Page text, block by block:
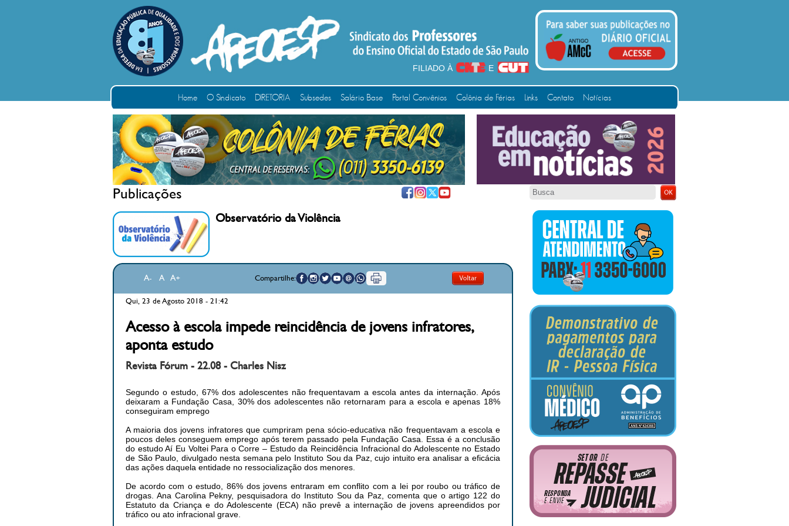
FILIADO À E
Home O Sindicato DIRETORIA Subsedes Salário Base Portal Convênios Colônia de Férias Links Contato Notícias
Publicações
Observatório da Violência
A- A A+ Compartilhe:
Qui, 23 de Agosto 2018 - 21:42
Acesso à escola impede reincidência de jovens infratores,
aponta estudo
Revista Fórum - 22.08 - Charles Nisz
Segundo o estudo, 67% dos adolescentes não frequentavam a escola antes da internação. Após
deixaram a Fundação Casa, 30% dos adolescentes não retornaram para a escola e apenas 18%
conseguiram emprego
A maioria dos jovens infratores que cumpriram pena sócio-educativa não frequentavam a escola e
poucos deles conseguem emprego após terem passado pela Fundação Casa. Essa é a conclusão
do estudo Aí Eu Voltei Para o Corre – Estudo da Reincidência Infracional do Adolescente no Estado
de São Paulo, divulgado nesta semana pelo Instituto Sou da Paz, cujo intuito era analisar a eficácia
das ações daquela entidade no ressocialização dos menores.
De acordo com o estudo, 86% dos jovens entraram em conflito com a lei por roubo ou tráfico de
drogas. Ana Carolina Pekny, pesquisadora do Instituto Sou da Paz, comenta que o artigo 122 do
Estatuto da Criança e do Adolescente (ECA) não prevê a internação de jovens apreendidos por
tráfico ou ato infracional grave.